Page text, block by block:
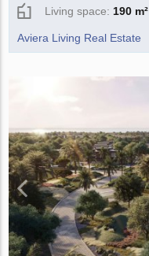
Living space: 190 m²
Aviera Living Real Estate